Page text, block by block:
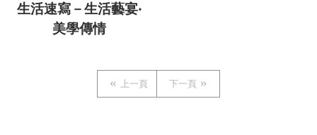
生活速寫－生活藝宴‧
美學傳情
上一頁 下一頁